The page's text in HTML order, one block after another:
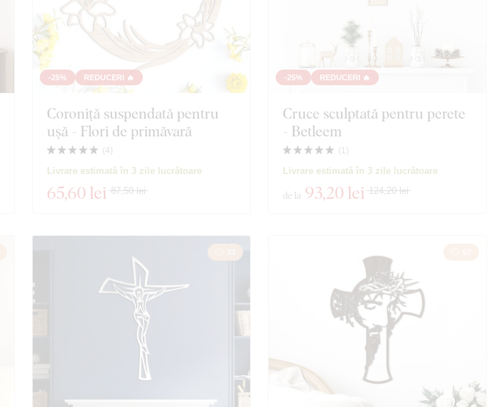
-25% REDUCERI 🔥
Coroniță suspendată pentru
ușă - Flori de primăvară
(4 )
Livrare estimată în 3 zile lucrătoare
65,60 lei 87,50 lei
-25% REDUCERI 🔥
Cruce sculptată pentru perete
- Betleem
(1)
Livrare estimată în 3 zile lucrătoare
de la 93,20 lei 124,20 lei